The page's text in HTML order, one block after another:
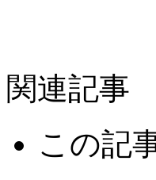
関連記事
この記